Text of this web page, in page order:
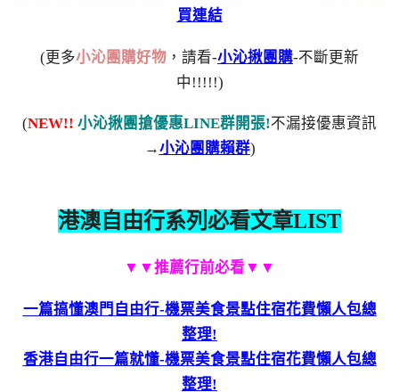
買連結
(更多小沁團購好物 ，請看-小沁揪團購-不斷更新
中!!!!!)
(NEW!! 小沁揪團搶優惠LINE群開張!不漏接優惠資訊
→小沁團購賴群)
港澳自由行系列必看文章LIST
▼▼推薦行前必看▼▼
一篇搞懂澳門自由行-機票美食景點住宿花費懶人包總
整理!
香港自由行一篇就懂-機票美食景點住宿花費懶人包總
整理!